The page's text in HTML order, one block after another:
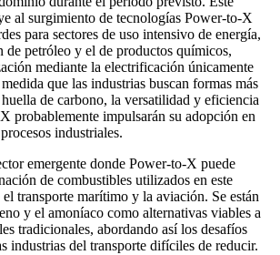
al surgimiento de tecnologías Power-to-X
para sectores de uso intensivo de energía,
de petróleo y el de productos químicos,
mediante la electrificación únicamente
que las industrias buscan formas más
de carbono, la versatilidad y eficiencia
probablemente impulsarán su adopción en
industriales.
emergente donde Power-to-X puede
de combustibles utilizados en este
el transporte marítimo y la aviación. Se están
y el amoníaco como alternativas viables a
tradicionales, abordando así los desafíos
industrias del transporte difíciles de reducir.